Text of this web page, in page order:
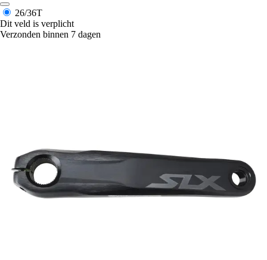
26/36T
Dit veld is verplicht
Verzonden binnen 7 dagen